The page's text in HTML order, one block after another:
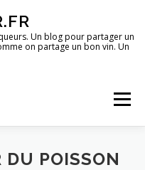
Un blog pour partager un
on partage un bon vin. Un
Menu
LIVRES
DU POISSON